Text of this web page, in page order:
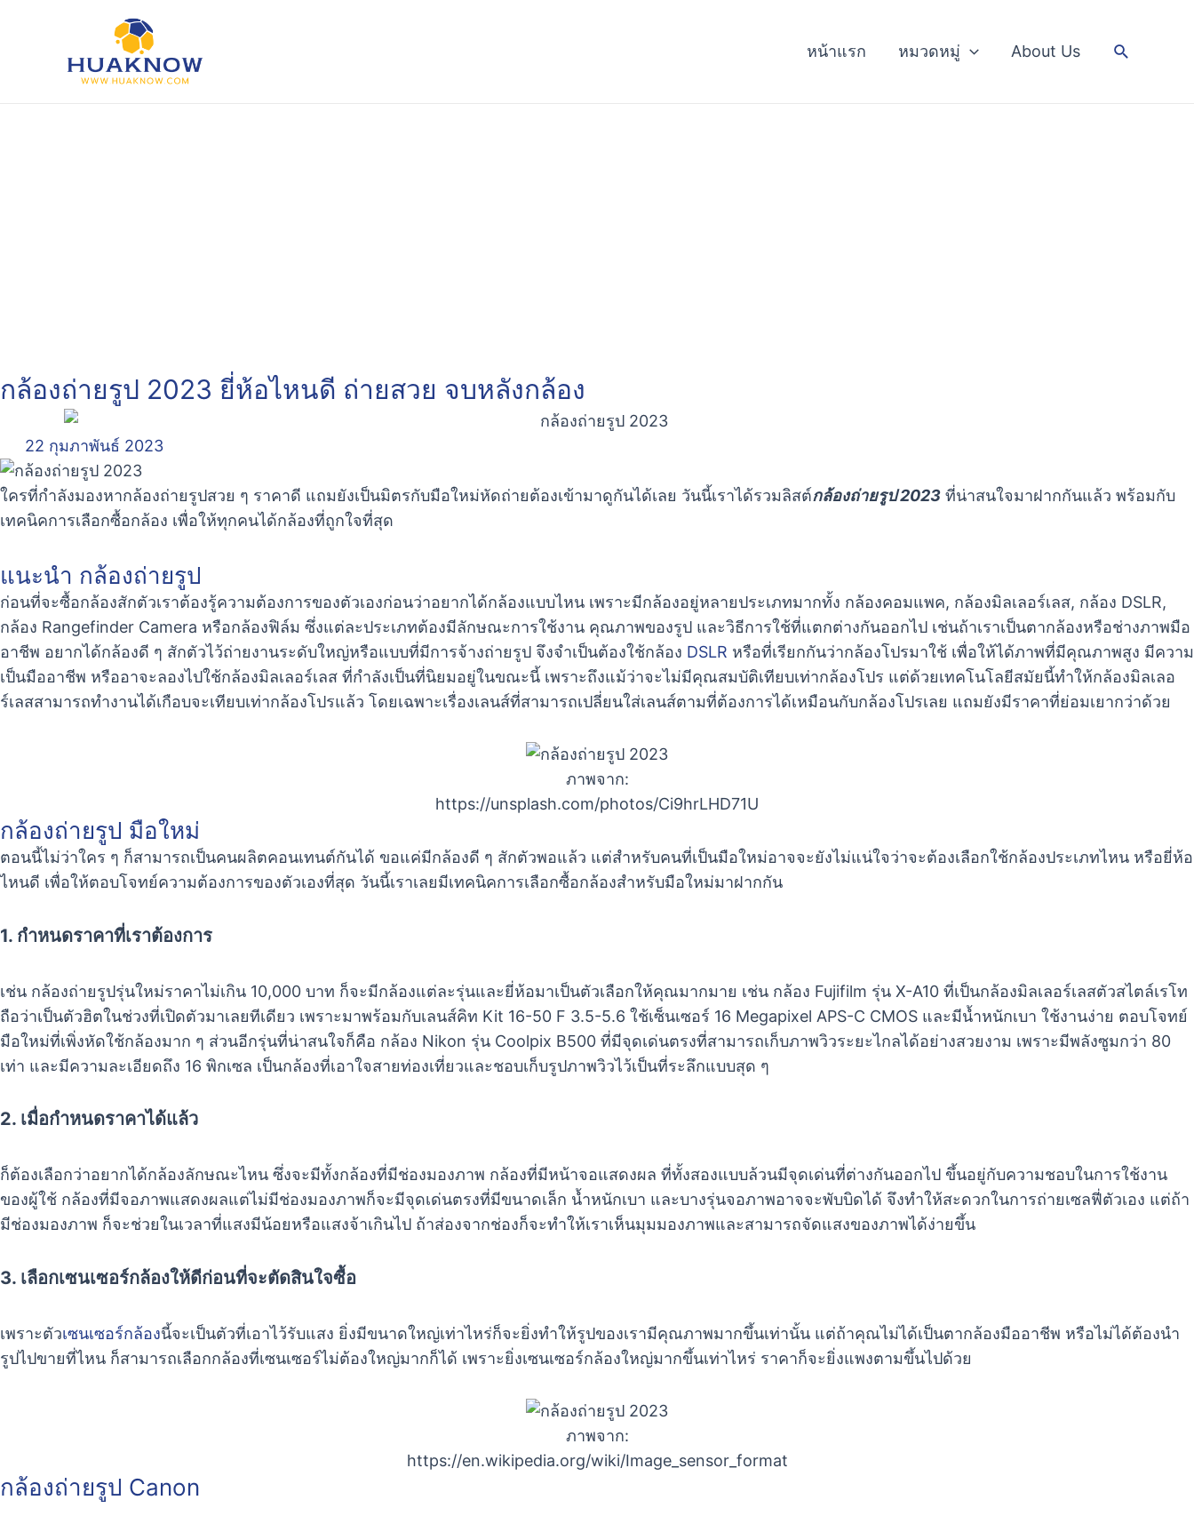
หน้าแรก หมวดหมู่ About Us Search
กล้องถ่ายรูป 2023 ยี่ห้อไหนดี ถ่ายสวย จบหลังกล้อง
22 กุมภาพันธ์ 2023
ใครที่กำลังมองหากล้องถ่ายรูปสวย ๆ ราคาดี แถมยังเป็นมิตรกับมือใหม่หัดถ่ายต้องเข้ามาดูกันได้เลย วันนี้เราได้รวมลิสต์กล้องถ่ายรูป 2023 ที่น่าสนใจมาฝากกันแล้ว พร้อมกับ
เทคนิคการเลือกซื้อกล้อง เพื่อให้ทุกคนได้กล้องที่ถูกใจที่สุด
แนะนํา กล้องถ่ายรูป
ก่อนที่จะซื้อกล้องสักตัวเราต้องรู้ความต้องการของตัวเองก่อนว่าอยากได้กล้องแบบไหน เพราะมีกล้องอยู่หลายประเภทมากทั้ง กล้องคอมแพค, กล้องมิลเลอร์เลส, กล้อง DSLR,
กล้อง Rangefinder Camera หรือกล้องฟิล์ม ซึ่งแต่ละประเภทต้องมีลักษณะการใช้งาน คุณภาพของรูป และวิธีการใช้ที่แตกต่างกันออกไป เช่นถ้าเราเป็นตากล้องหรือช่างภาพมือ
อาชีพ อยากได้กล้องดี ๆ สักตัวไว้ถ่ายงานระดับใหญ่หรือแบบที่มีการจ้างถ่ายรูป จึงจำเป็นต้องใช้กล้อง DSLR หรือที่เรียกกันว่ากล้องโปรมาใช้ เพื่อให้ได้ภาพที่มีคุณภาพสูง มีความ
เป็นมืออาชีพ หรืออาจะลองไปใช้กล้องมิลเลอร์เลส ที่กำลังเป็นที่นิยมอยู่ในขณะนี้ เพราะถึงแม้ว่าจะไม่มีคุณสมบัติเทียบเท่ากล้องโปร แต่ด้วยเทคโนโลยีสมัยนี้ทำให้กล้องมิลเลอ
ร์เลสสามารถทำงานได้เกือบจะเทียบเท่ากล้องโปรแล้ว โดยเฉพาะเรื่องเลนส์ที่สามารถเปลี่ยนใส่เลนส์ตามที่ต้องการได้เหมือนกับกล้องโปรเลย แถมยังมีราคาที่ย่อมเยากว่าด้วย
ภาพจาก:
https://unsplash.com/photos/Ci9hrLHD71U
กล้องถ่ายรูป มือใหม่
ตอนนี้ไม่ว่าใคร ๆ ก็สามารถเป็นคนผลิตคอนเทนต์กันได้ ขอแค่มีกล้องดี ๆ สักตัวพอแล้ว แต่สำหรับคนที่เป็นมือใหม่อาจจะยังไม่แน่ใจว่าจะต้องเลือกใช้กล้องประเภทไหน หรือยี่ห้อ
ไหนดี เพื่อให้ตอบโจทย์ความต้องการของตัวเองที่สุด วันนี้เราเลยมีเทคนิคการเลือกซื้อกล้องสำหรับมือใหม่มาฝากกัน
1. กำหนดราคาที่เราต้องการ
เช่น กล้องถ่ายรูปรุ่นใหม่ราคาไม่เกิน 10,000 บาท ก็จะมีกล้องแต่ละรุ่นและยี่ห้อมาเป็นตัวเลือกให้คุณมากมาย เช่น กล้อง Fujifilm รุ่น X-A10 ที่เป็นกล้องมิลเลอร์เลสตัวสไตล์เรโท
ถือว่าเป็นตัวฮิตในช่วงที่เปิดตัวมาเลยทีเดียว เพราะมาพร้อมกับเลนส์คิท Kit 16-50 F 3.5-5.6 ใช้เซ็นเซอร์ 16 Megapixel APS-C CMOS และมีน้ำหนักเบา ใช้งานง่าย ตอบโจทย์
มือใหม่ที่เพิ่งหัดใช้กล้องมาก ๆ ส่วนอีกรุ่นที่น่าสนใจก็คือ กล้อง Nikon รุ่น Coolpix B500 ที่มีจุดเด่นตรงที่สามารถเก็บภาพวิวระยะไกลได้อย่างสวยงาม เพราะมีพลังซูมกว่า 80
เท่า และมีความละเอียดถึง 16 พิกเซล เป็นกล้องที่เอาใจสายท่องเที่ยวและชอบเก็บรูปภาพวิวไว้เป็นที่ระลึกแบบสุด ๆ
2. เมื่อกำหนดราคาได้แล้ว
ก็ต้องเลือกว่าอยากได้กล้องลักษณะไหน ซึ่งจะมีทั้งกล้องที่มีช่องมองภาพ กล้องที่มีหน้าจอแสดงผล ที่ทั้งสองแบบล้วนมีจุดเด่นที่ต่างกันออกไป ขึ้นอยู่กับความชอบในการใช้งาน
ของผู้ใช้ กล้องที่มีจอภาพแสดงผลแต่ไม่มีช่องมองภาพก็จะมีจุดเด่นตรงที่มีขนาดเล็ก น้ำหนักเบา และบางรุ่นจอภาพอาจจะพับบิดได้ จึงทำให้สะดวกในการถ่ายเซลฟี่ตัวเอง แต่ถ้า
มีช่องมองภาพ ก็จะช่วยในเวลาที่แสงมีน้อยหรือแสงจ้าเกินไป ถ้าส่องจากช่องก็จะทำให้เราเห็นมุมมองภาพและสามารถจัดแสงของภาพได้ง่ายขึ้น
3. เลือกเซนเซอร์กล้องให้ดีก่อนที่จะตัดสินใจซื้อ
เพราะตัวเซนเซอร์กล้องนี้จะเป็นตัวที่เอาไว้รับแสง ยิ่งมีขนาดใหญ่เท่าไหร่ก็จะยิ่งทำให้รูปของเรามีคุณภาพมากขึ้นเท่านั้น แต่ถ้าคุณไม่ได้เป็นตากล้องมืออาชีพ หรือไม่ได้ต้องนำ
รูปไปขายที่ไหน ก็สามารถเลือกกล้องที่เซนเซอร์ไม่ต้องใหญ่มากก็ได้ เพราะยิ่งเซนเซอร์กล้องใหญ่มากขึ้นเท่าไหร่ ราคาก็จะยิ่งแพงตามขึ้นไปด้วย
ภาพจาก:
https://en.wikipedia.org/wiki/Image_sensor_format
กล้องถ่ายรูป Canon